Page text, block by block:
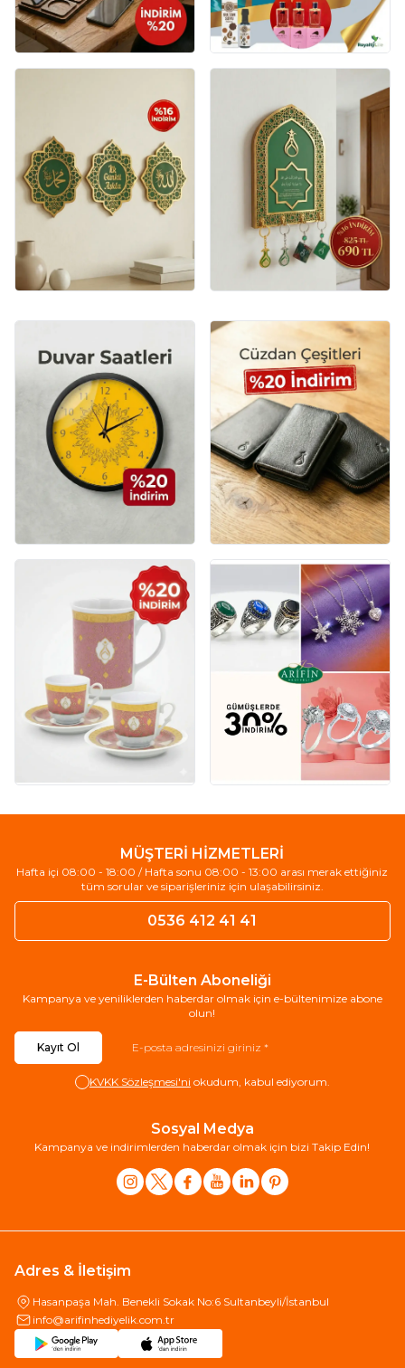
MÜŞTERİ HİZMETLERİ
Hafta içi 08:00 - 18:00 / Hafta sonu 08:00 - 13:00 arası merak ettiğiniz
tüm sorular ve siparişleriniz için ulaşabilirsiniz.
0536 412 41 41
E-Bülten Aboneliği
Kampanya ve yeniliklerden haberdar olmak için e-bültenimize abone
olun!
Kayıt Ol
KVKK Sözleşmesi'ni okudum, kabul ediyorum.
Sosyal Medya
Kampanya ve indirimlerden haberdar olmak için bizi Takip Edin!
Adres & İletişim
Hasanpaşa Mah. Benekli Sokak No:6 Sultanbeyli/İstanbul
info@arifinhediyelik.com.tr